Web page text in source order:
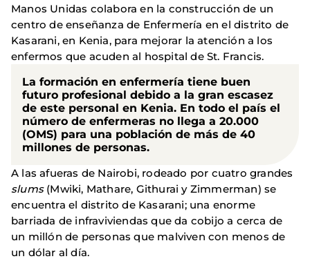
Manos Unidas colabora en la construcción de un
centro de enseñanza de Enfermería en el distrito de
Kasarani, en Kenia, para mejorar la atención a los
enfermos que acuden al hospital de St. Francis.
La formación en enfermería tiene buen
futuro profesional debido a la gran escasez
de este personal en Kenia. En todo el país el
número de enfermeras no llega a 20.000
(OMS) para una población de más de 40
millones de personas.
A las afueras de Nairobi, rodeado por cuatro grandes
slums(Mwiki, Mathare, Githurai y Zimmerman) se
encuentra el distrito de Kasarani; una enorme
barriada de infraviviendas que da cobijo a cerca de
un millón de personas que malviven con menos de
un dólar al día.